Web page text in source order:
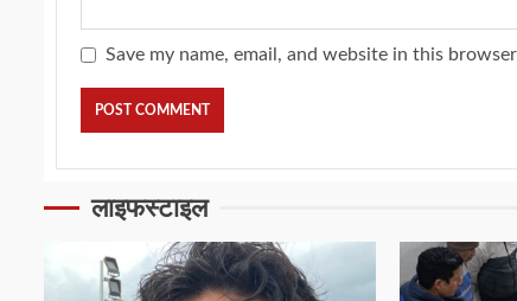
Save my name, email, and website in this
लाइफस्टाइल